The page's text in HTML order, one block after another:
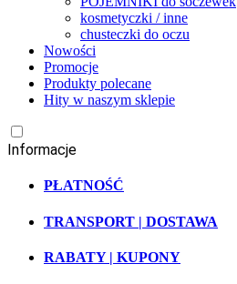
kosmetyczki / inne
chusteczki do oczu
Nowości
Promocje
Produkty polecane
Hity w naszym sklepie
Informacje
PŁATNOŚĆ
TRANSPORT | DOSTAWA
RABATY | KUPONY